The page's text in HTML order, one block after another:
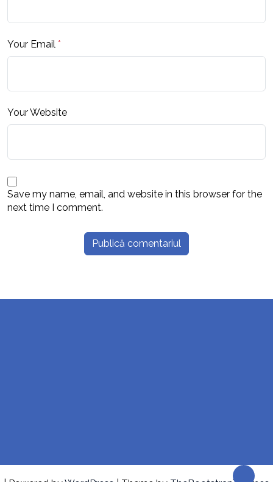
Your Email *
Your Website
Save my name, email, and website in this browser for the
next time I comment.